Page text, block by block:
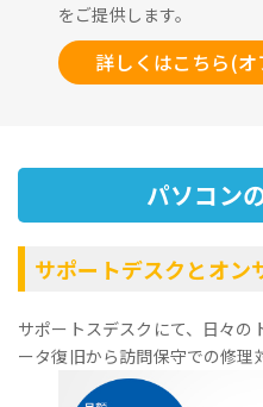
をご提供します。
詳しくはこちら(
パソコン
サポートデスクとオン
サポートスデスクにて、日々
ータ復旧から訪問保守での修理